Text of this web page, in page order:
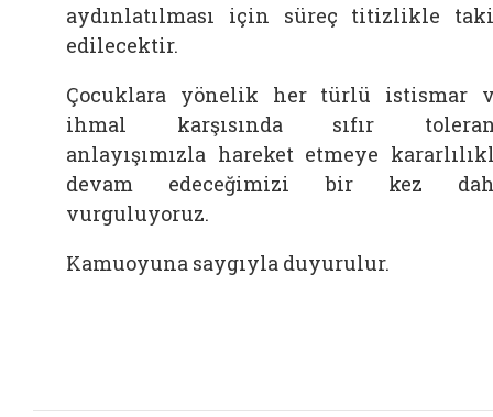
aydınlatılması için süreç titizlikle
edilecektir.
Çocuklara yönelik her türlü istismar
ihmal karşısında sıfır
anlayışımızla hareket etmeye
devam edeceğimizi bir kez
vurguluyoruz.
Kamuoyuna saygıyla duyurulur.